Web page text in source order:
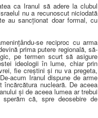
ca Iranul să adere la clubul
nu a recunoscut niciodată
au sancţionat doar formal, cu
se reciproc cu arma
prima putere regională, să-
pe termen scurt să asigure
ideologii în lume, chiar prin
fie creştini şi nu va pregeta,
acum Iranul dispune de arme
nucleară. De aceea
şi de aceea lumea ar trebui
că, spre deosebire de